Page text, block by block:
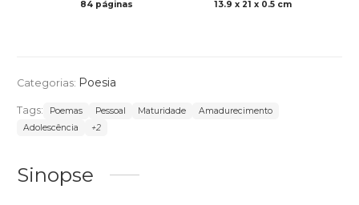
84 páginas 13.9 x 21 x 0.5 cm
Categorias: Poesia
Tags: Poemas Pessoal Maturidade
Amadurecimento
Adolescência
+2
Sinopse